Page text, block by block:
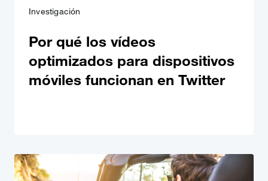
Investigación
Por qué los vídeos
optimizados para dispositivos
móviles funcionan en Twitter